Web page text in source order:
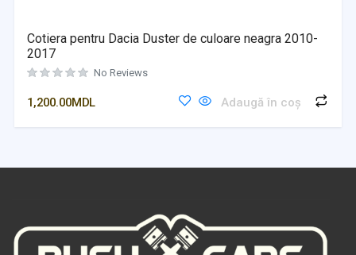
Cotiera pentru Dacia Duster de culoare neagra 2010-
2017
No Reviews
1,200.00MDL Adaugă în coș